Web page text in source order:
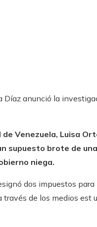
Díaz anunció la
de Venezuela, Luisa
supuesto brote de
niega.
dos impuestos
través de los medios est